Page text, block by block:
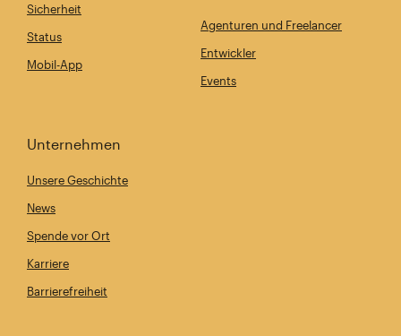
Sicherheit
Status
Mobil-App
Agenturen und Freelancer
Entwickler
Events
Unternehmen
Unsere Geschichte
News
Spende vor Ort
Karriere
Barrierefreiheit